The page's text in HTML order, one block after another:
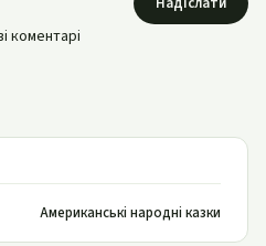
коментарі
Американські народні казки